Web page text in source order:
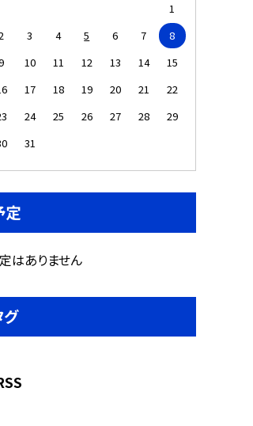
1
3 4 5 6 7
8
10 11 12 13 14
15
17 18 19 20 21
22
24 25 26 27 28
29
31
定
はありません
グ